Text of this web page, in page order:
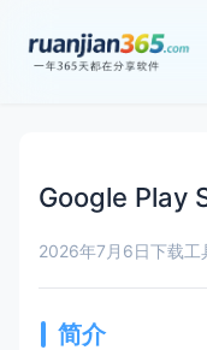
Google Play
2026年7月6日下载工
简介